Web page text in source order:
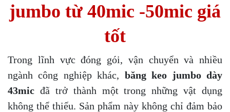
jumbo từ 40mic -50mic giá
tốt
Trong lĩnh vực đóng gói, vận chuyển và nhiều
ngành công nghiệp khác, băng keo jumbo dày
43mic đã trở thành một trong những vật dụng
không thể thiếu. Sản phẩm này không chỉ đảm bảo